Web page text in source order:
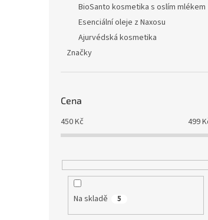
BioSanto kosmetika s oslím mlékem
Esenciální oleje z Naxosu
Ajurvédská kosmetika
Značky
Cena
450Kč 499
Na skladě 5